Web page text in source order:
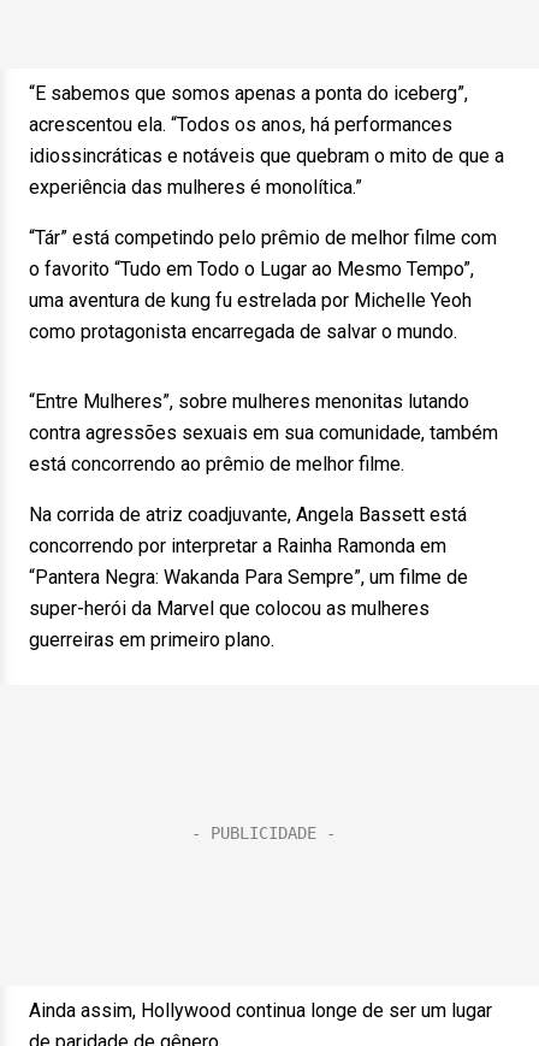
“E sabemos que somos apenas a ponta do iceberg”,
acrescentou ela. “Todos os anos, há performances
idiossincráticas e notáveis que quebram o mito de que a
experiência das mulheres é monolítica.”
“Tár” está competindo pelo prêmio de melhor filme com
o favorito “Tudo em Todo o Lugar ao Mesmo Tempo”,
uma aventura de kung fu estrelada por Michelle Yeoh
como protagonista encarregada de salvar o mundo.
“Entre Mulheres”, sobre mulheres menonitas lutando
contra agressões sexuais em sua comunidade, também
está concorrendo ao prêmio de melhor filme.
Na corrida de atriz coadjuvante, Angela Bassett está
concorrendo por interpretar a Rainha Ramonda em
“Pantera Negra: Wakanda Para Sempre”, um filme de
super-herói da Marvel que colocou as mulheres
guerreiras em primeiro plano.
Ainda assim, Hollywood continua longe de ser um lugar